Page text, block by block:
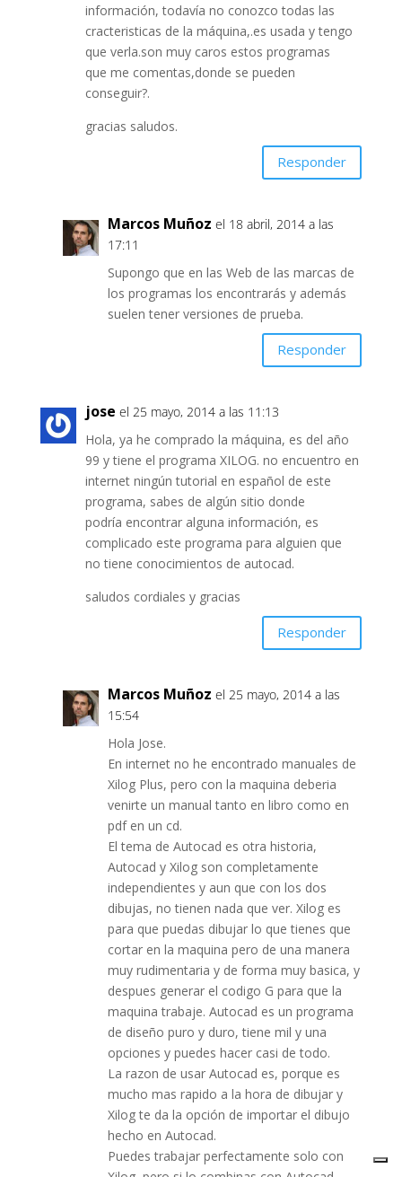
información, todavía no conozco todas las
cracteristicas de la máquina,.es usada y tengo
que verla.son muy caros estos programas
que me comentas,donde se pueden
conseguir?.
gracias saludos.
Responder
Marcos Muñoz el 18 abril, 2014 a las
17:11
Supongo que en las Web de las marcas de
los programas los encontrarás y además
suelen tener versiones de prueba.
Responder
jose el 25 mayo, 2014 a las 11:13
Hola, ya he comprado la máquina, es del año
99 y tiene el programa XILOG. no encuentro en
internet ningún tutorial en español de este
programa, sabes de algún sitio donde
podría encontrar alguna información, es
complicado este programa para alguien que
no tiene conocimientos de autocad.
saludos cordiales y gracias
Responder
Marcos Muñoz el 25 mayo, 2014 a las
15:54
Hola Jose.
En internet no he encontrado manuales de
Xilog Plus, pero con la maquina deberia
venirte un manual tanto en libro como en
pdf en un cd.
El tema de Autocad es otra historia,
Autocad y Xilog son completamente
independientes y aun que con los dos
dibujas, no tienen nada que ver. Xilog es
para que puedas dibujar lo que tienes que
cortar en la maquina pero de una manera
muy rudimentaria y de forma muy basica, y
despues generar el codigo G para que la
maquina trabaje. Autocad es un programa
de diseño puro y duro, tiene mil y una
opciones y puedes hacer casi de todo.
La razon de usar Autocad es, porque es
mucho mas rapido a la hora de dibujar y
Xilog te da la opción de importar el dibujo
hecho en Autocad.
Puedes trabajar perfectamente solo con